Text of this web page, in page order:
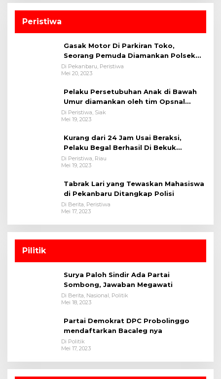
Peristiwa
Gasak Motor Di Parkiran Toko,
Seorang Pemuda Diamankan Polsek
Bukit Raya
Di Pekanbaru, Peristiwa
Mei 20, 2023
Pelaku Persetubuhan Anak di Bawah
Umur diamankan oleh tim Opsnal
Polsek Tualang-Polres Siak-Polda Riau
Di Peristiwa, Siak
Mei 19, 2023
Kurang dari 24 Jam Usai Beraksi,
Pelaku Begal Berhasil Di Bekuk
Satreskrim Polres Kuansing
Di Peristiwa, Riau
Mei 19, 2023
Tabrak Lari yang Tewaskan Mahasiswa
di Pekanbaru Ditangkap Polisi
Di Berita, Peristiwa
Mei 17, 2023
Pilitik
Surya Paloh Sindir Ada Partai
Sombong, Jawaban Megawati
Di Berita, Nasional, Politik
Mei 18, 2023
Partai Demokrat DPC Probolinggo
mendaftarkan Bacaleg nya
Di Politik
Mei 17, 2023